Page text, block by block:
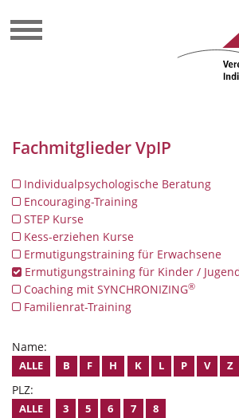
Fachmitglieder VpIP
Individualpsychologische Beratung
Encouraging-Training
STEP Kurse
Kess-erziehen Kurse
Ermutigungstraining für Erwachsene
Ermutigungstraining für Kinder /
Coaching mit SYNCHRONIZING®
Familienrat-Training
Name:
ALLE B F H K L P V Z
PLZ:
ALLE 3 5 6 7 8